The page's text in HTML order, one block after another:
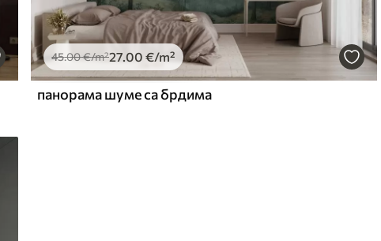
45.00€/m²27 .00 €/m²
панорама шуме са брдима